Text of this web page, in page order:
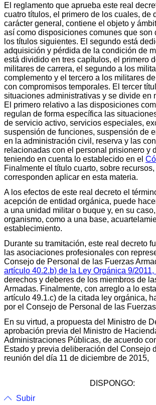
El reglamento que aprueba este real
cuatro títulos, el primero de los cuales, de
carácter general, contiene el objeto y
así como disposiciones comunes que son
los títulos siguientes. El segundo está
adquisición y pérdida de la condición de
está dividido en tres capítulos, el primero
militares de carrera, el segundo a los
complemento y el tercero a los militares
con compromisos temporales. El tercer
situaciones administrativas y se divide en
El primero relativo a las disposiciones
regulan de forma específica las
de servicio activo, servicios especiales,
suspensión de funciones, suspensión de
en la administración civil, reserva y las
relacionadas con el personal prisionero y
teniendo en cuenta lo establecido en el
Finalmente el título cuarto, sobre
corresponden aplicar en esta materia.
A los efectos de este real decreto el
acepción de entidad orgánica, puede
a una unidad militar o buque y, en su
organismo, como a una base,
establecimiento.
Durante su tramitación, este real decreto
las asociaciones profesionales con
Consejo de Personal de las Fuerzas
artículo 40.2.b) de la Ley Orgánica 9/
derechos y deberes de los miembros de
Armadas. Finalmente, con arreglo a lo
artículo 49.1.c) de la citada ley orgánica,
por el Consejo de Personal de las
En su virtud, a propuesta del Ministro de
aprobación previa del Ministro de
Administraciones Públicas, de acuerdo
Estado y previa deliberación del Consejo
reunión del día 11 de diciembre de 2015,
DISPONGO:
Subir